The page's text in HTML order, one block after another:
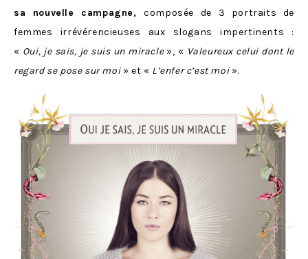
sa nouvelle campagne,composée de 3 portraits de
femmes irrévérencieuses aux slogans impertinents :
« Oui, je sais, je suis un miracle», « Valeureux celui dont le
regard se pose sur moi» et « L’enfer c’est moi ».